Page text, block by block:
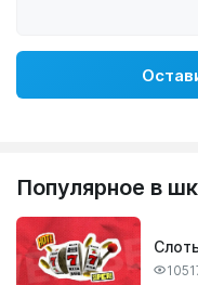
Популярное в